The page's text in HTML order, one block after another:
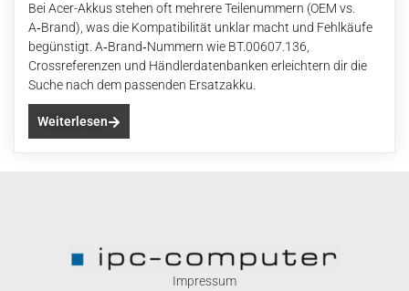
Bei Acer-Akkus stehen oft mehrere Teilenummern (OEM vs.
A‑Brand), was die Kompatibilität unklar macht und Fehlkäufe
begünstigt. A‑Brand‑Nummern wie BT.00607.136,
Crossreferenzen und Händlerdatenbanken erleichtern dir die
Suche nach dem passenden Ersatzakku.
Weiterlesen
Impressum